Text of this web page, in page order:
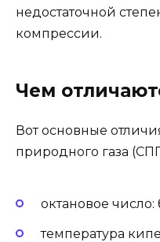
недостаточной
компрессии.
Чем
Вот основные
природного газа
октановое число:
температура